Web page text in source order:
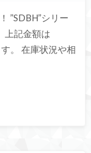
”SDBH”シリー
記金額は
。 在庫状況や相